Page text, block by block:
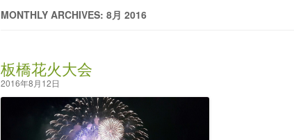
MONTHLY ARCHIVES: 8月 2016
板橋花火大会
2016年8月12日